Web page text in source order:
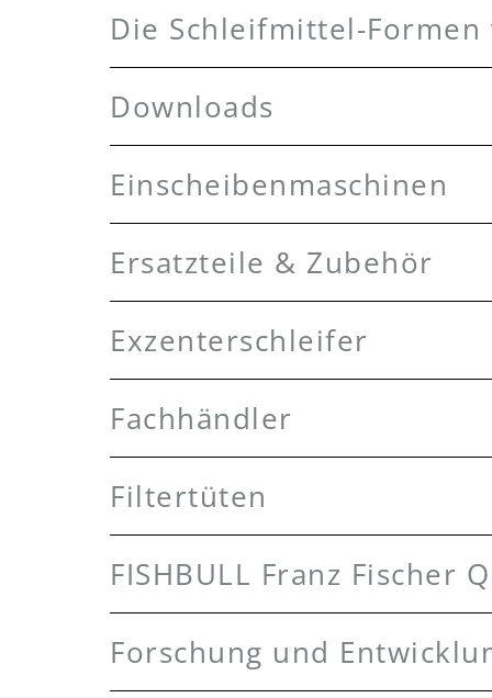
Die Schleifmittel-Formen
Downloads
Einscheibenmaschinen
Ersatzteile & Zubehör
Exzenterschleifer
Fachhändler
Filtertüten
FISHBULL Franz Fischer
Forschung und